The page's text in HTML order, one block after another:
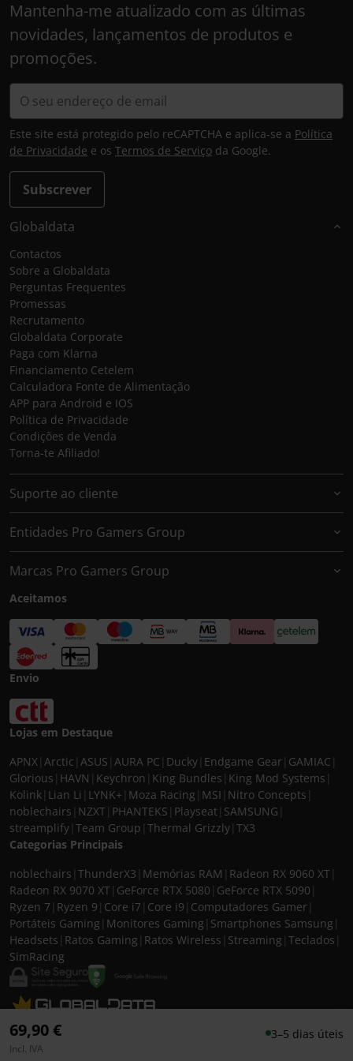
69,90 € 3–5 dias úteis
Incl. IVA
Mantenha-me atualizado com as últimas
novidades, lançamentos de produtos e
promoções.
Subscrever
Este site está protegido pelo reCAPTCHA e aplica-se a Política
de Privacidade e os Termos de Serviço da Google.
Globaldata
Contactos
Sobre a Globaldata
Perguntas Frequentes
Promessas
Recrutamento
Globaldata Corporate
Paga com Klarna
Financiamento Cetelem
Calculadora Fonte de Alimentação
APP para Android e IOS
Política de Privacidade
Condições de Venda
Torna-te Afiliado!
Suporte ao cliente
Entidades Pro Gamers Group
Marcas Pro Gamers Group
Aceitamos
Envio
Lojas em Destaque
APNX Arctic ASUS AURA PC Ducky Endgame Gear GAMIAC
Glorious HAVN Keychron King Bundles King Mod Systems
Kolink Lian Li LYNK+ Moza Racing MSI Nitro Concepts
noblechairs NZXT PHANTEKS Playseat SAMSUNG
streamplify Team Group Thermal Grizzly TX3
Categorias Principais
noblechairs ThunderX3 Memórias RAM Radeon RX 9060 XT
Radeon RX 9070 XT GeForce RTX 5080 GeForce RTX 5090
Ryzen 7 Ryzen 9 Core i7 Core i9 Computadores Gamer
Portáteis Gaming Monitores Gaming Smartphones Samsung
Headsets Ratos Gaming Ratos Wireless Streaming Teclados
SimRacing
© 2026 CASEKING IBERIA. TODOS OS DIREITOS RESERVADOS. IVA incluído à
taxa em vigor para todos os produtos. As fotos apresentadas podem não
corresponder às configurações descritas. Preços e especificações sujeitos a